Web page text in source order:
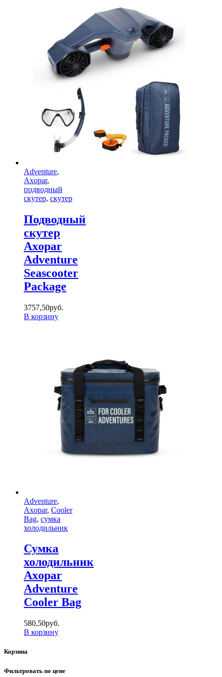
Adventure,
Axopar,
подводный
скутер, скутер
Подводный
скутер
Axopar
Adventure
Seascooter
Package
3757,50руб.
В корзину
Adventure,
Axopar, Cooler
Bag, сумка
холодильник
Сумка
холодильник
Axopar
Adventure
Cooler Bag
580,50руб.
В корзину
Корзина
Фильтровать по цене